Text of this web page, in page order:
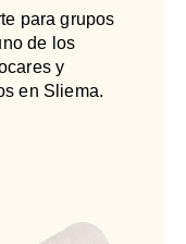
para grupos
de los
y
en Sliema.